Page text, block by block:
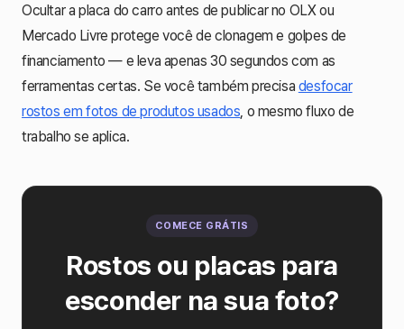
Ocultar a placa do carro antes de publicar no OLX ou
Mercado Livre protege você de clonagem e golpes de
financiamento — e leva apenas 30 segundos com as
ferramentas certas. Se você também precisa desfocar
rostos em fotos de produtos usados, o mesmo fluxo de
trabalho se aplica.
COMECE GRÁTIS
Rostos ou placas para
esconder na sua foto?